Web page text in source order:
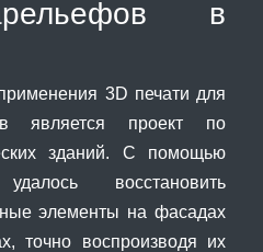
в
3D печати для
является проект по
зданий. С помощью
восстановить
элементы на фасадах
точно воспроизводя их